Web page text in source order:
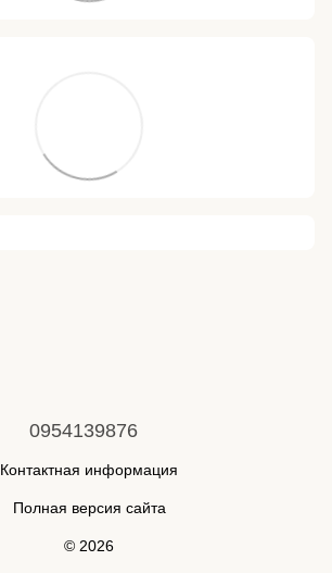
0954139876
Контактная информация
Полная версия сайта
© 2026